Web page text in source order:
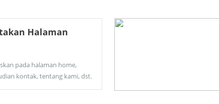
Halaman
pada halaman home,
kontak, tentang kami, dst.